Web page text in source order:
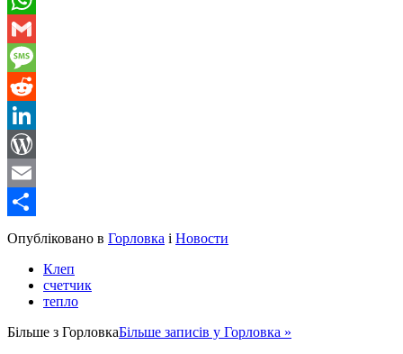
WhatsApp
Gmail
Message
Reddit
LinkedIn
WordPress
Email
Share
Опубліковано в Горловка і Новости
Клеп
счетчик
тепло
Більше з ГорловкаБільше записів у Горловка »